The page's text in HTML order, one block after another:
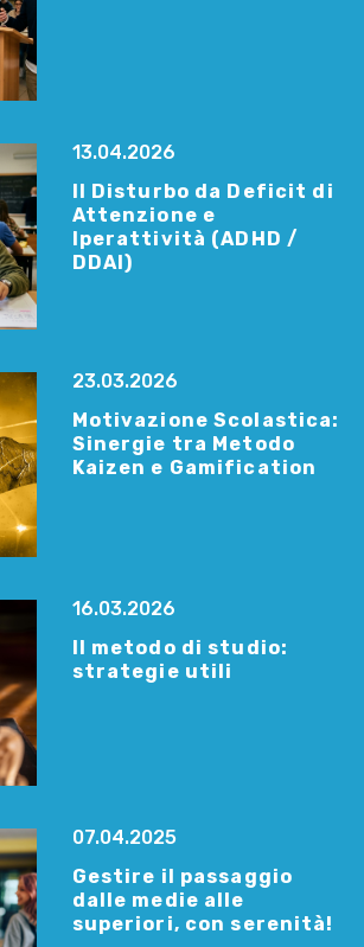
13.04.2026
Il Disturbo da Deficit di
Attenzione e
Iperattività (ADHD /
DDAI)
23.03.2026
Motivazione Scolastica:
Sinergie tra Metodo
Kaizen e Gamification
16.03.2026
Il metodo di studio:
strategie utili
07.04.2025
Gestire il passaggio
dalle medie alle
superiori, con serenità!